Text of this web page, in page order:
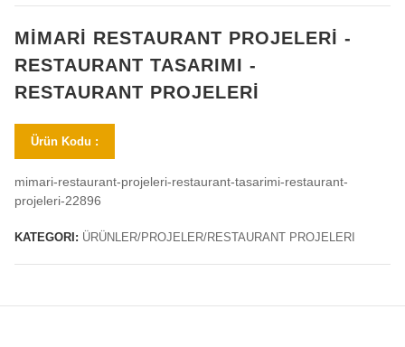
MİMARİ RESTAURANT PROJELERİ -
RESTAURANT TASARIMI -
RESTAURANT PROJELERİ
Ürün Kodu :
mimari-restaurant-projeleri-restaurant-tasarimi-restaurant-
projeleri-22896
KATEGORI: ÜRÜNLER/PROJELER/RESTAURANT PROJELERI